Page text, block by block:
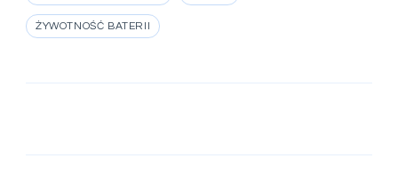
ŻYWOTNOŚĆ BATERII